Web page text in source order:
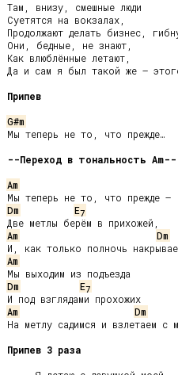
Там, внизу, смешные люди
Суетятся на вокзалах,
Продолжают делать бизнес,
Они, бедные, не знают,
Как влюблённые летают,
Да и сам я был такой же –
Припев
G#m
Мы теперь не то, что прежде…
--Переход в тональность Am--
Am
Dm
E7
Am
Dm
Am
Dm
E7
Am
Dm
На метлу садимся и взлетаем с
Припев 3 раза